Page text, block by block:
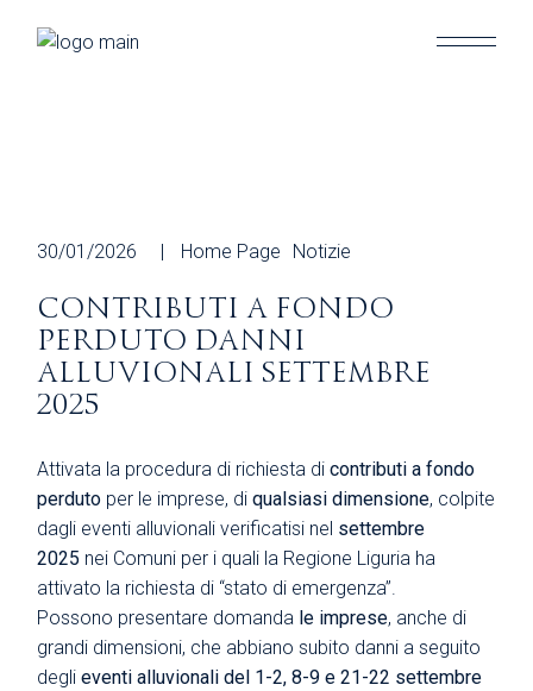
30/01/2026 Home Page Notizie
CONTRIBUTI A FONDO
PERDUTO DANNI
ALLUVIONALI SETTEMBRE
2025
Attivata la procedura di richiesta dicontributi a fondo
perduto per le imprese, diqualsiasi dimensione, colpite
dagli eventi alluvionali verificatisi nel settembre
2025 nei Comuni per i quali la Regione Liguria ha
attivato la richiesta di “stato di emergenza”.
Possono presentare domanda le imprese, anche di
grandi dimensioni, che abbiano subito danni a seguito
deglieventi alluvionali del 1-2, 8-9 e 21-22 settembre